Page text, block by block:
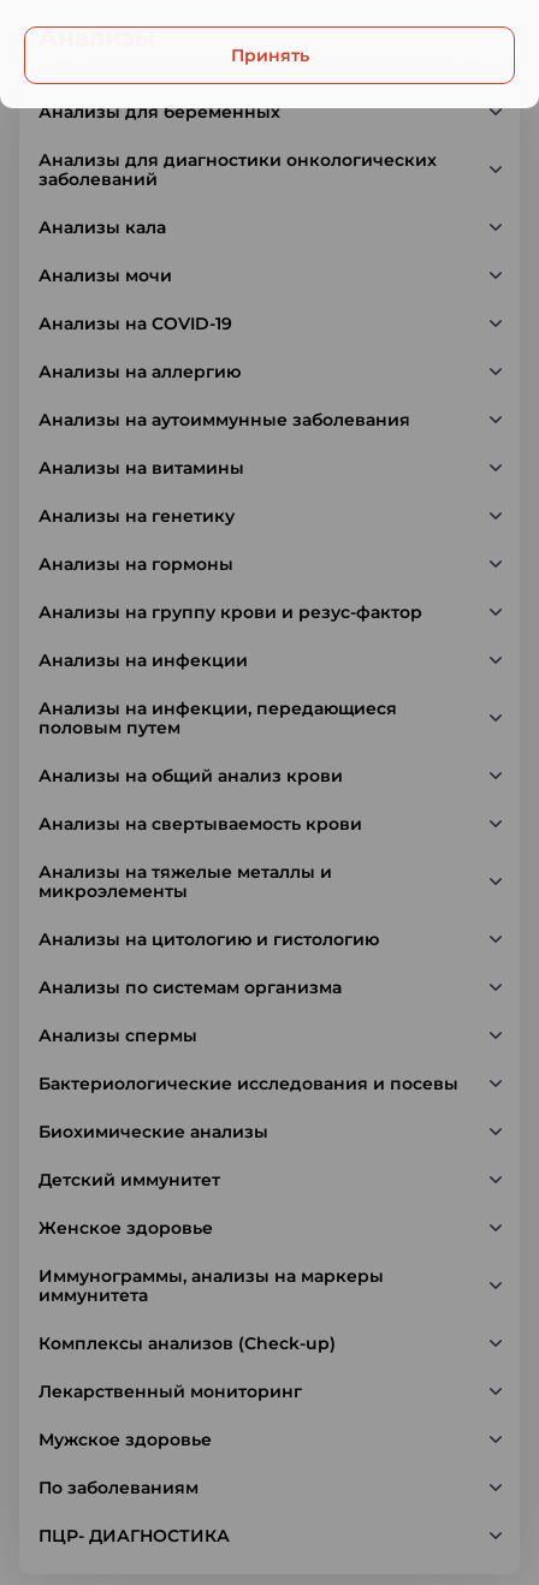
Анализы
Анализы для беременных
Анализы для диагностики онкологических
заболеваний
Анализы кала
Анализы мочи
Анализы на COVID-19
Анализы на аллергию
Анализы на аутоиммунные заболевания
Анализы на витамины
Анализы на генетику
Анализы на гормоны
Анализы на группу крови и резус-фактор
Анализы на инфекции
Анализы на инфекции, передающиеся
половым путем
Анализы на общий анализ крови
Анализы на свертываемость крови
Анализы на тяжелые металлы и
микроэлементы
Анализы на цитологию и гистологию
Анализы по системам организма
Анализы спермы
Бактериологические исследования и посевы
Биохимические анализы
Детский иммунитет
Женское здоровье
Иммунограммы, анализы на маркеры
иммунитета
Комплексы анализов (Check-up)
Лекарственный мониторинг
Мужское здоровье
По заболеваниям
ПЦР- ДИАГНОСТИКА
Принять